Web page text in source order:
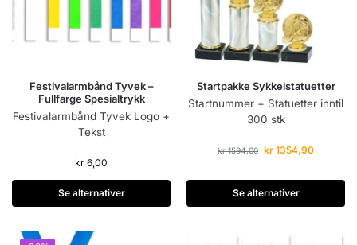
Festivalarmbånd Tyvek –
Fullfarge Spesialtrykk
Festivalarmbånd Tyvek Logo +
Tekst
kr 6,00
Se alternativer
Startpakke Sykkelstatuetter
Startnummer + Statuetter inntil
300 stk
kr1594,00 kr 1354,90
Se alternativer